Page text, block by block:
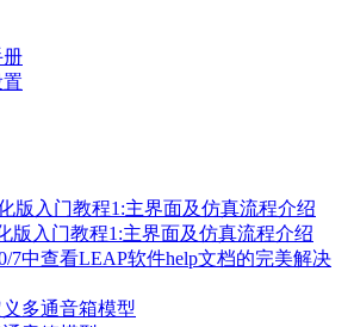
册
置
版入门教程1:主界面及仿真流程介绍
版入门教程1:主界面及仿真流程介绍
7中查看LEAP软件help文档的完美解决
多通音箱模型